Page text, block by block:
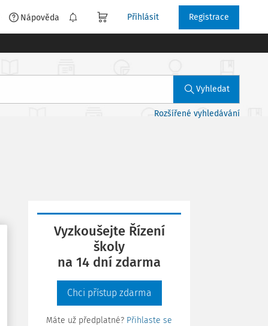
Nápověda Přihlásit Registrace
Vyhledat
Rozšířené vyhledávání
Vyzkoušejte Řízení
školy
na 14 dní zdarma
Chci přístup zdarma
Máte už předplatné? Přihlaste se